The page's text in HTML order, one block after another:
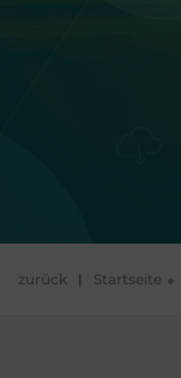
zurück | Startseite